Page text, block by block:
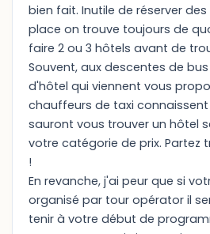
bien fait. Inutile de réserver
place on trouve toujours de
faire 2 ou 3 hôtels avant de
Souvent, aux descentes de
d'hôtel qui viennent vous
chauffeurs de taxi connaissent
sauront vous trouver un hôtel
votre catégorie de prix. Partez
!
En revanche, j'ai peur que si
organisé par tour opérator il
tenir à votre début de